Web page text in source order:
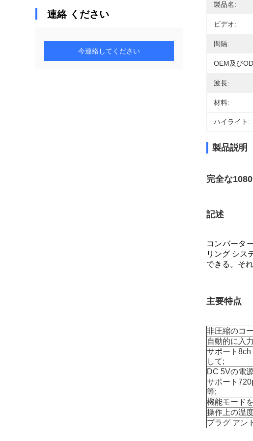
連絡 ください
今連絡してください
製品名:
ビデオ:
間隔:
OEM及び
波長:
材料:
ハイライト:
製品説明
完全な
記述
コンバータ
リング シス
できる。そ
主要特点
非圧縮のコ
自動的に入
サポート
して;
DC 5Vの電
サポート
等;
機能モード
操作上の温
プラグ アン